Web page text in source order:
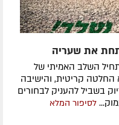
את שעריה
השלב האמיתי של
קריטית, והישיבה
בשביל להעניק לבחורים
לסיפור המלא